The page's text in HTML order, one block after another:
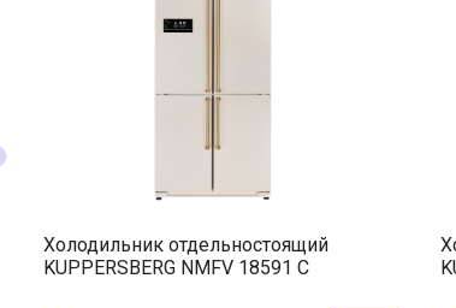
Холодильник отдельностоящий
KUPPERSBERG NMFV 18591 C